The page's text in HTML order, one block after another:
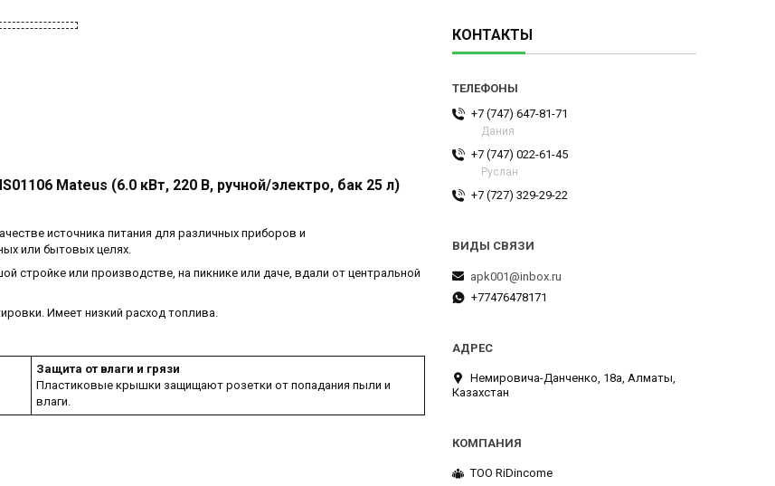
Mateus (6.0 кВт, 220 В, ручной/электро, бак 25 л)
источника питания для различных приборов и
или бытовых целях.
стройке или производстве, на пикнике или даче, вдали от центральной
Имеет низкий расход топлива.
Защита от влаги и грязи
Пластиковые крышки защищают розетки от попадания пыли и
влаги.
КОНТАКТЫ
+7 (747) 647-81-71
Дания
+7 (747) 022-61-45
Руслан
+7 (727) 329-29-22
apk001@inbox.ru
+77476478171
Немировича-Данченко, 18а, Алматы,
Казахстан
ТОО RiDincome